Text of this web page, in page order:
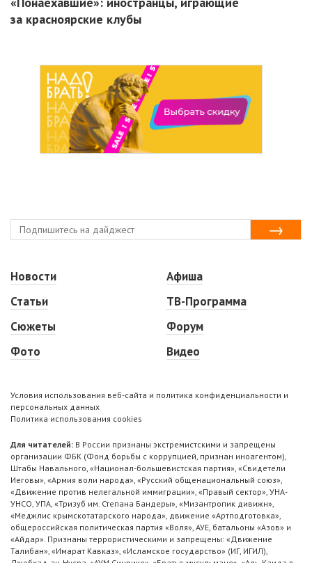
за красноярские клубы
Новости
Статьи
Сюжеты
Фото
Афиша
ТВ-Программа
Форум
Видео
Условия использования веб-сайта и политика конфиденциальности и
персональных данных
Политика использования cookies
Для читателей: В России признаны экстремистскими и запрещены
организации ФБК (Фонд борьбы с коррупцией, признан иноагентом),
Штабы Навального, «Национал-большевистская партия», «Свидетели
Иеговы», «Армия воли народа», «Русский общенациональный союз»,
«Движение против нелегальной иммиграции», «Правый сектор», УНА-
УНСО, УПА, «Тризуб им. Степана Бандеры», «Мизантропик дивижн»,
«Меджлис крымскотатарского народа», движение «Артподготовка»,
общероссийская политическая партия «Воля», АУЕ, батальоны «Азов» и
«Айдар». Признаны террористическими и запрещены: «Движение
Талибан», «Имарат Кавказ», «Исламское государство» (ИГ, ИГИЛ),